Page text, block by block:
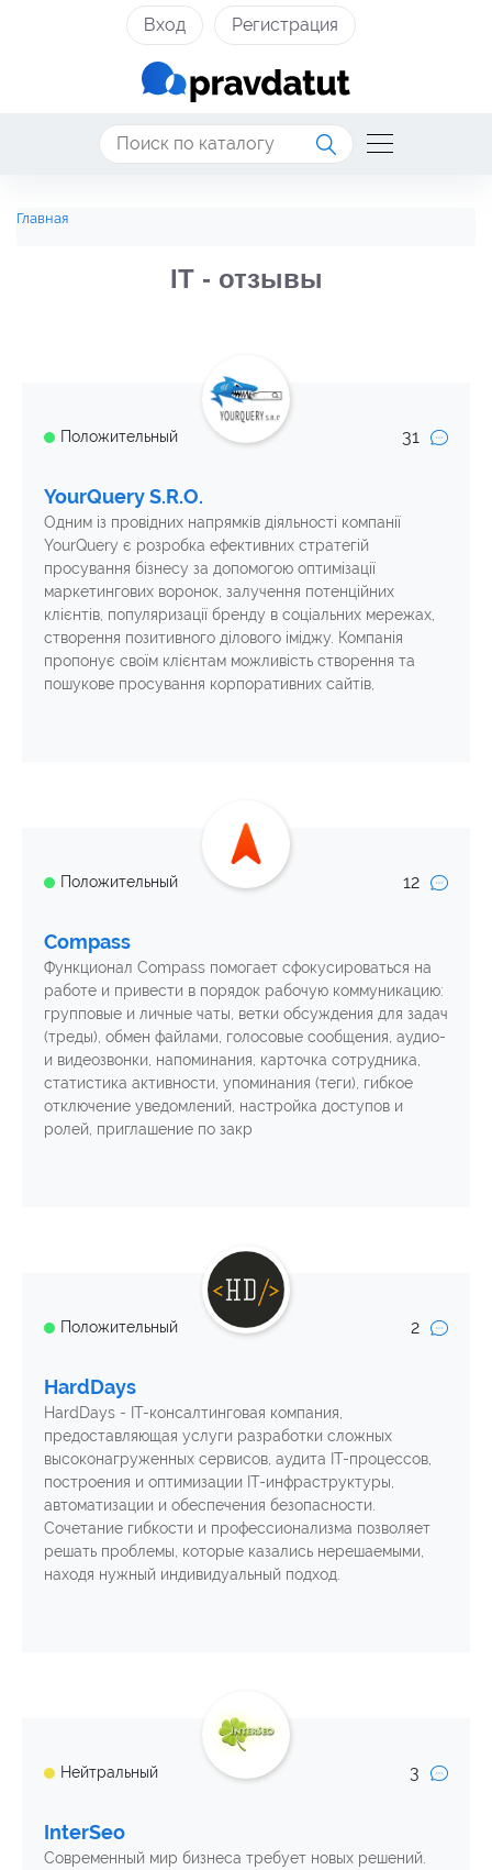
Вход Регистрация
Главная
IT - отзывы
Положительный 31
YourQuery S.R.O.
Одним із провідних напрямків діяльності компанії
YourQuery є розробка ефективних стратегій
просування бізнесу за допомогою оптимізації
маркетингових воронок, залучення потенційних
клієнтів, популяризації бренду в соціальних мережах,
створення позитивного ділового іміджу. Компанія
пропонує своїм клієнтам можливість створення та
пошукове просування корпоративних сайтів,
Положительный 12
Compass
Функционал Compass помогает сфокусироваться на
работе и привести в порядок рабочую коммуникацию:
групповые и личные чаты, ветки обсуждения для задач
(треды), обмен файлами, голосовые сообщения, аудио-
и видеозвонки, напоминания, карточка сотрудника,
статистика активности, упоминания (теги), гибкое
отключение уведомлений, настройка доступов и
ролей, приглашение по закр
Положительный 2
HardDays
HardDays - IT-консалтинговая компания,
предоставляющая услуги разработки сложных
высоконагруженных сервисов, аудита IT-процессов,
построения и оптимизации IT-инфраструктуры,
автоматизации и обеспечения безопасности.
Сочетание гибкости и профессионализма позволяет
решать проблемы, которые казались нерешаемыми,
находя нужный индивидуальный подход.
Нейтральный 3
InterSeo
Современный мир бизнеса требует новых решений.